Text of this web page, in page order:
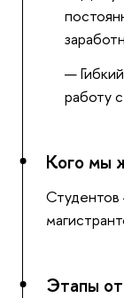
работу
Кого мы
Студентов
Этапы